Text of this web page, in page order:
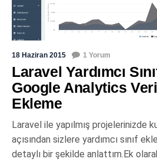
18 Haziran 2015 1 Yorum
Laravel Yardımcı
Google Analytics
Ekleme
Laravel ile yapılmış projelerinizde
açısından sizlere yardımcı sınıf
detaylı bir şekilde anlattım.Ek